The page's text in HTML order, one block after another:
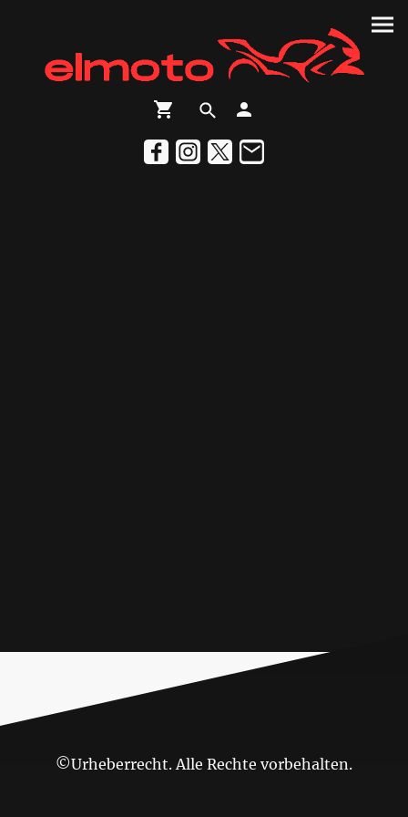
©Urheberrecht. Alle Rechte vorbehalten.